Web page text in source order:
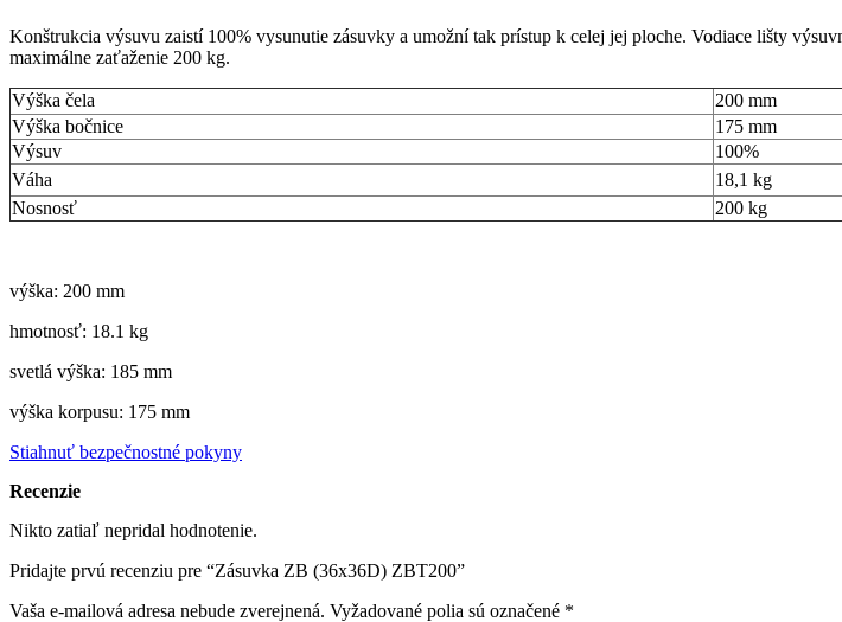
Konštrukcia výsuvu zaistí 100% vysunutie zásuvky a umožní tak prístup k celej jej ploche. Vodiace lišty
maximálne zaťaženie 200 kg.
Výška čela
200 mm
Výška bočnice
175 mm
Výsuv
100%
Váha
18,1 kg
Nosnosť
200 kg
výška: 200 mm
hmotnosť: 18.1 kg
svetlá výška: 185 mm
výška korpusu: 175 mm
Stiahnuť bezpečnostné pokyny
Recenzie
Nikto zatiaľ nepridal hodnotenie.
Pridajte prvú recenziu pre “Zásuvka ZB (36x36D) ZBT200”
Vaša e-mailová adresa nebude zverejnená. Vyžadované polia sú označené *